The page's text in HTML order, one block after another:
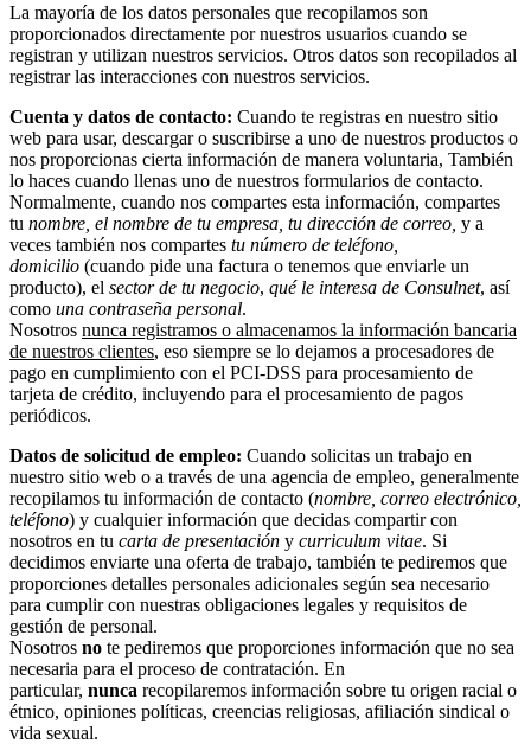
La mayoría de los datos personales que recopilamos son
proporcionados directamente por nuestros usuarios cuando se
registran y utilizan nuestros servicios. Otros datos son recopilados al
registrar las interacciones con nuestros servicios.
Cuenta y datos de contacto: Cuando te registras en nuestro sitio
web para usar, descargar o suscribirse a uno de nuestros productos o
nos proporcionas cierta información de manera voluntaria, También
lo haces cuando llenas uno de nuestros formularios de contacto.
Normalmente, cuando nos compartes esta información, compartes
tu nombre, el nombre de tu empresa, tu dirección de correo, y a
veces también nos compartes tu número de teléfono,
domicilio (cuando pide una factura o tenemos que enviarle un
producto), el sector de tu negocio, qué le interesa de Consulnet, así
como una contraseña personal.
Nosotros nunca registramos o almacenamos la información bancaria
de nuestros clientes, eso siempre se lo dejamos a procesadores de
pago en cumplimiento con el PCI-DSS para procesamiento de
tarjeta de crédito, incluyendo para el procesamiento de pagos
periódicos.
Datos de solicitud de empleo: Cuando solicitas un trabajo en
nuestro sitio web o a través de una agencia de empleo, generalmente
recopilamos tu información de contacto (nombre, correo electrónico,
teléfono) y cualquier información que decidas compartir con
nosotros en tu carta de presentación y curriculum vitae. Si
decidimos enviarte una oferta de trabajo, también te pediremos que
proporciones detalles personales adicionales según sea necesario
para cumplir con nuestras obligaciones legales y requisitos de
gestión de personal.
Nosotros no te pediremos que proporciones información que no sea
necesaria para el proceso de contratación. En
particular, nunca recopilaremos información sobre tu origen racial o
étnico, opiniones políticas, creencias religiosas, afiliación sindical o
vida sexual.